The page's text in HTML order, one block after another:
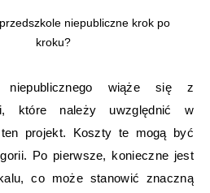
niepubliczne krok po
kroku?
niepublicznego wiąże się z
które należy uwzględnić w
projekt. Koszty te mogą być
Po pierwsze, konieczne jest
co może stanowić znaczną